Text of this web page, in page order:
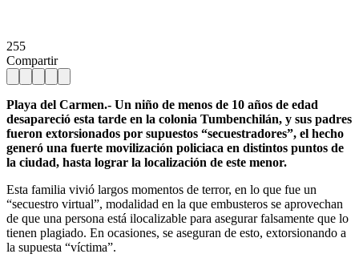
255
Compartir
Playa del Carmen.- Un niño de menos de 10 años de edad
desapareció esta tarde en la colonia Tumbenchilán, y sus padres
fueron extorsionados por supuestos “secuestradores”, el hecho
generó una fuerte movilización policiaca en distintos puntos de
la ciudad, hasta lograr la localización de este menor.
Esta familia vivió largos momentos de terror, en lo que fue un
“secuestro virtual”, modalidad en la que embusteros se aprovechan
de que una persona está ilocalizable para asegurar falsamente que lo
tienen plagiado. En ocasiones, se aseguran de esto, extorsionando a
la supuesta “víctima”.